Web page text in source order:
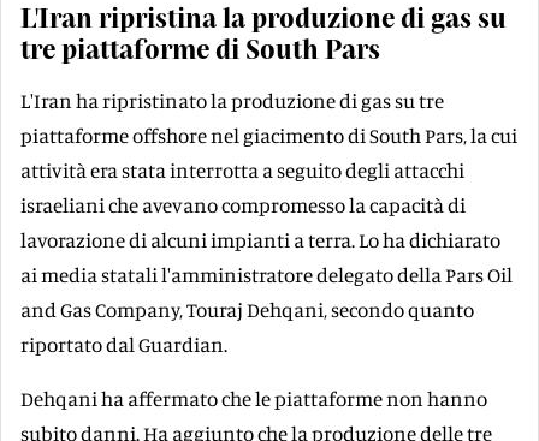
L'Iran ripristina la produzione di gas su
tre piattaforme di South Pars
L'Iran ha ripristinato la produzione di gas su tre
piattaforme offshore nel giacimento di South Pars, la cui
attività era stata interrotta a seguito degli attacchi
israeliani che avevano compromesso la capacità di
lavorazione di alcuni impianti a terra. Lo ha dichiarato
ai media statali l'amministratore delegato della Pars Oil
and Gas Company, Touraj Dehqani, secondo quanto
riportato dal Guardian.
Dehqani ha affermato che le piattaforme non hanno
subito danni. Ha aggiunto che la produzione delle tre